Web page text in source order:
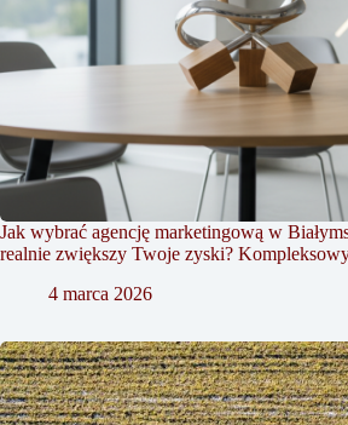
Jak wybrać agencję marketingową w
realnie zwiększy Twoje zyski?
4 marca 2026